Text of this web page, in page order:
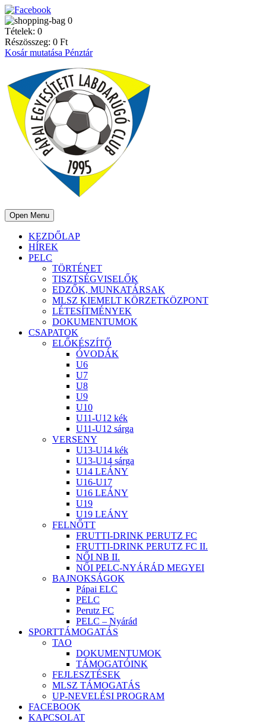
0
Tételek: 0
Részösszeg: 0 Ft
Kosár mutatása Pénztár
Open Menu
KEZDŐLAP
HÍREK
PELC
TÖRTÉNET
TISZTSÉGVISELŐK
EDZŐK, MUNKATÁRSAK
MLSZ KIEMELT KÖRZETKÖZPONT
LÉTESÍTMÉNYEK
DOKUMENTUMOK
CSAPATOK
ELŐKÉSZÍTŐ
ÓVODÁK
U6
U7
U8
U9
U10
U11-U12 kék
U11-U12 sárga
VERSENY
U13-U14 kék
U13-U14 sárga
U14 LEÁNY
U16-U17
U16 LEÁNY
U19
U19 LEÁNY
FELNŐTT
FRUTTI-DRINK PERUTZ FC
FRUTTI-DRINK PERUTZ FC II.
NŐI NB II.
NŐI PELC-NYÁRÁD MEGYEI
BAJNOKSÁGOK
Pápai ELC
PELC
Perutz FC
PELC – Nyárád
SPORTTÁMOGATÁS
TAO
DOKUMENTUMOK
TÁMOGATÓINK
FEJLESZTÉSEK
MLSZ TÁMOGATÁS
UP-NEVELÉSI PROGRAM
FACEBOOK
KAPCSOLAT